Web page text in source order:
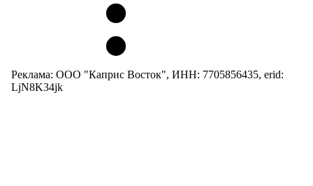
Реклама: ООО "Каприс Восток", ИНН: 7705856435, erid:
LjN8K34jk